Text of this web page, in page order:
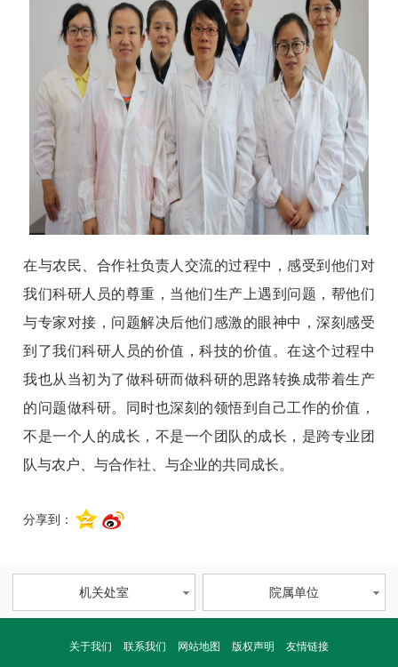
在与农民、合作社负责人交流的过程中，感受到他们对
我们科研人员的尊重，当他们生产上遇到问题，帮他们
与专家对接，问题解决后他们感激的眼神中，深刻感受
到了我们科研人员的价值，科技的价值。在这个过程中
我也从当初为了做科研而做科研的思路转换成带着生产
的问题做科研。同时也深刻的领悟到自己工作的价值，
不是一个人的成长，不是一个团队的成长，是跨专业团
队与农户、与合作社、与企业的共同成长。
分享到：
机关处室 院属单位
关于我们 联系我们 网站地图 版权声明 友情链接